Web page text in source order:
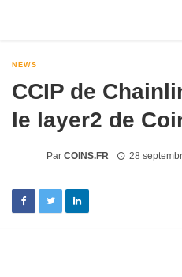
NEWS
CCIP de
le layer2 de
Par COINS.FR 28